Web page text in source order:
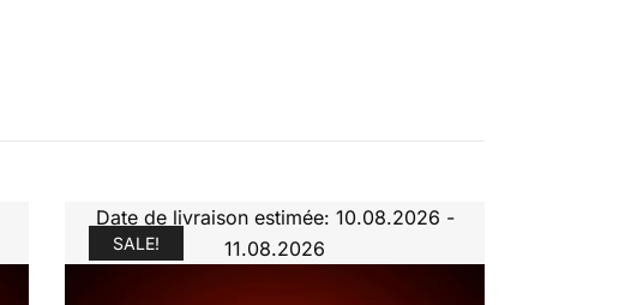
Date de livraison estimée: 10.08.2026 -
11.08.2026
SALE!